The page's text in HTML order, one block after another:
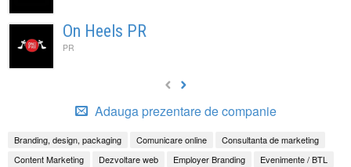
On Heels PR
PR
Adauga prezentare de companie
Branding, design, packaging Comunicare online
Consultanta de marketing
Content Marketing
Dezvoltare web Employer Branding
Evenimente / BTL